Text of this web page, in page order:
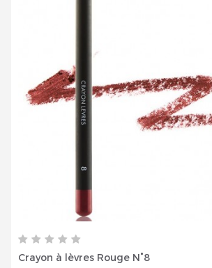
Crayon à lèvres Rouge N°8